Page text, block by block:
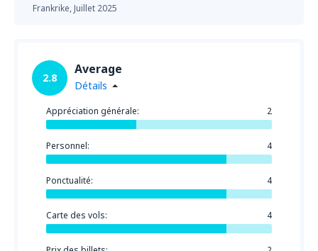
Frankrike,Juillet 2025
2.8
Average
Détails
Appréciation générale: 2
Personnel: 4
Ponctualité: 4
Carte des vols: 4